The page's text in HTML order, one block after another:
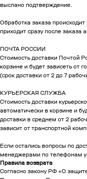
выслано подтверждение.
Обработка заказа
приходит сразу после заказа
ПОЧТА РОССИИ
Стоимость доставки Почтой
корзине и будет зависеть от
(срок доставки от 2 до 7
КУРЬЕРСКАЯ СЛУЖБА
Стоимость доставки
автоматически в корзине и
доставки в среднем от 2
зависит от транспортной
Если остались вопросы по
менеджерами по телефонам
Правила возврата
Согласно закону РФ «О